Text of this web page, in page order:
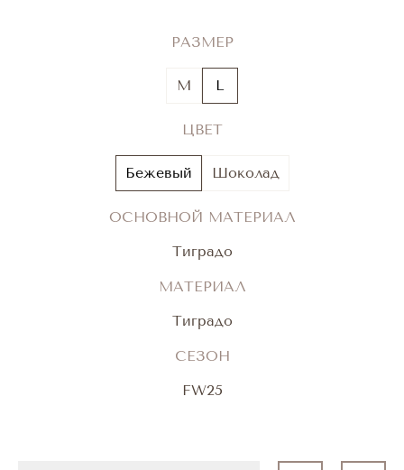
РАЗМЕР
M L
ЦВЕТ
Бежевый Шоколад
ОСНОВНОЙ МАТЕРИАЛ
Тиградо
МАТЕРИАЛ
Тиградо
СЕЗОН
FW25